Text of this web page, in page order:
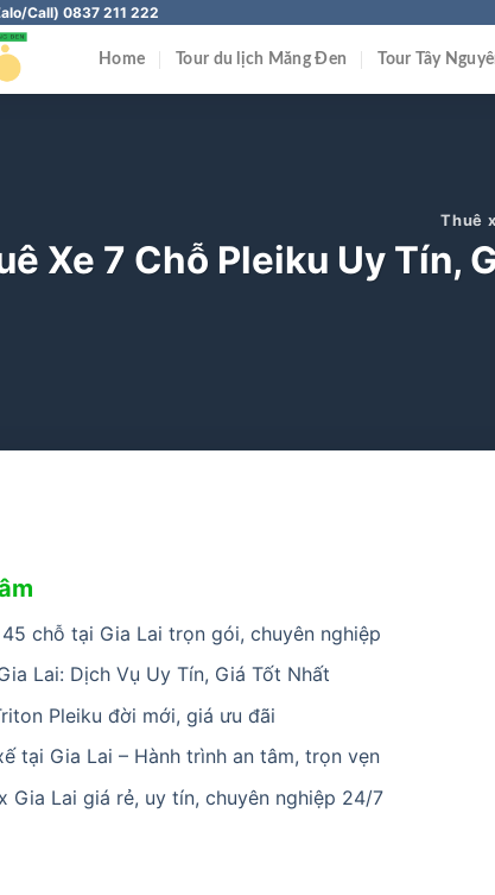
Call) 0837 211 222
Home Tour du lịch Măng Đen Tour Tây
Thuê
Xe 7 Chỗ Pleiku Uy Tín,
chỗ tại Gia Lai trọn gói, chuyên nghiệp
Lai: Dịch Vụ Uy Tín, Giá Tốt Nhất
Pleiku đời mới, giá ưu đãi
tại Gia Lai – Hành trình an tâm, trọn vẹn
Gia Lai giá rẻ, uy tín, chuyên nghiệp 24/7